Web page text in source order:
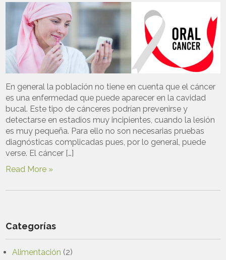
En general la población no tiene en cuenta que el cáncer
es una enfermedad que puede aparecer en la cavidad
bucal. Este tipo de cánceres podrían prevenirse y
detectarse en estadios muy incipientes, cuando la lesión
es muy pequeña. Para ello no son necesarias pruebas
diagnósticas complicadas pues, por lo general, puede
verse. El cáncer […]
Read More »
Categorías
Alimentación (2)